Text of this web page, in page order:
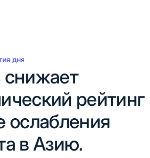
дня
снижает
рейтинг
ослабления
в Азию.